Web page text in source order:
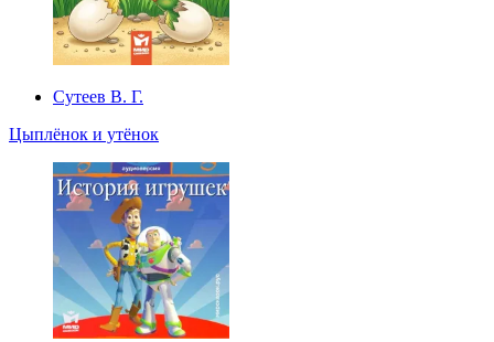
Сутеев В. Г.
Цыплёнок и утёнок